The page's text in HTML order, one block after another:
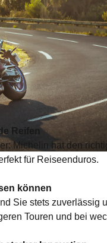
Reifen
Michelin hat den
für Reiseenduros.
können
Sie stets zuverlässig
Touren und bei